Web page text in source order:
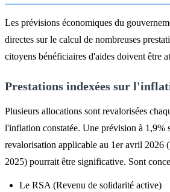
Les prévisions économiques du
directes sur le calcul de nombreuses
citoyens bénéficiaires d'aides doivent être
Prestations indexées sur
Plusieurs allocations sont revalorisées
l'inflation constatée. Une prévision à 1,9%
revalorisation applicable au 1er avril 2026
2025) pourrait être significative. Sont
Le RSA (Revenu de solidarité active)